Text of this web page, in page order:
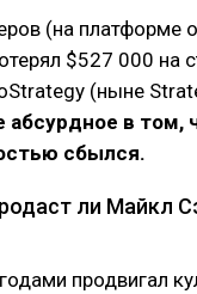
(на платформе
$527 000 на
(ныне
в том,
сбылся.
ли Майкл
продвигал